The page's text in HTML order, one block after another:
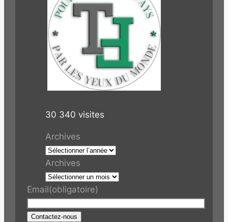
30 340 visites
Archives
Archives
Email(obligatoire)
Contactez-nous